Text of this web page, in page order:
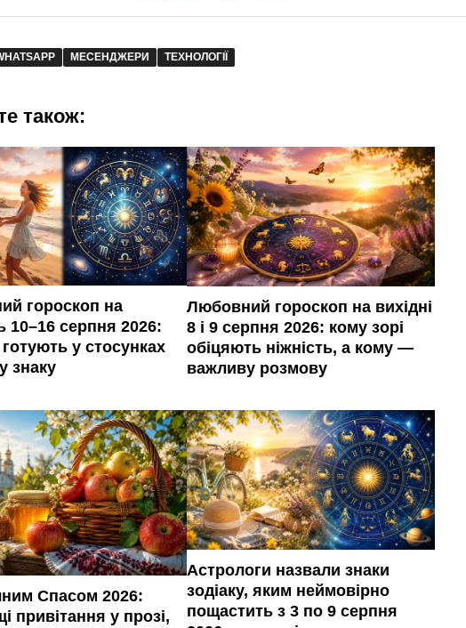
МЕСЕНДЖЕРИ ТЕХНОЛОГІЇ
також:
гороскоп на
10–16 серпня 2026:
у стосунках
знаку
Любовний гороскоп на вихідні
8 і 9 серпня 2026: кому зорі
обіцяють ніжність, а кому —
важливу розмову
Спасом 2026:
привітання у прозі,
Астрологи назвали знаки
зодіаку, яким неймовірно
пощастить з 3 по 9 серпня